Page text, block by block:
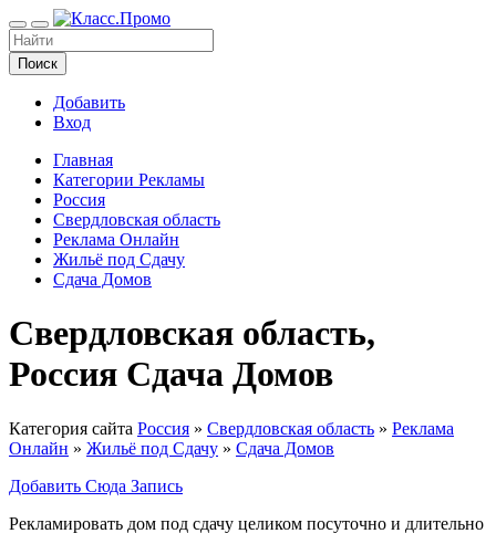
Поиск
Добавить
Вход
Главная
Категории Рекламы
Россия
Свердловская область
Реклама Онлайн
Жильё под Сдачу
Сдача Домов
Свердловская область,
Россия Сдача Домов
Категория сайта Россия » Свердловская область » Реклама
Онлайн » Жильё под Сдачу » Сдача Домов
Добавить Сюда Запись
Рекламировать дом под сдачу целиком посуточно и длительно